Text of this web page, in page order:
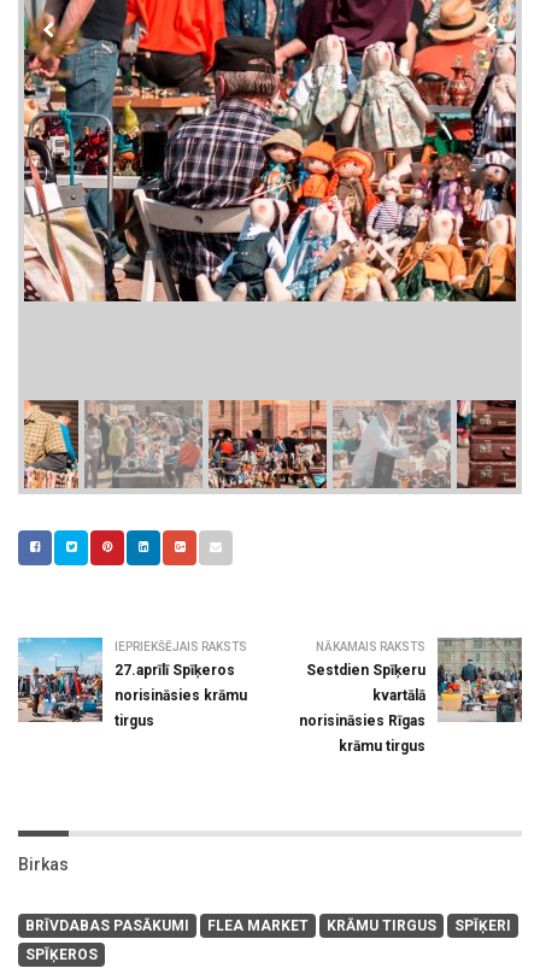
IEPRIEKŠĒJAIS RAKSTS
27.aprīlī Spīķeros
norisināsies krāmu
tirgus
NĀKAMAIS RAKSTS
Sestdien Spīķeru
kvartālā
norisināsies Rīgas
krāmu tirgus
Birkas
BRĪVDABAS PASĀKUMI FLEA MARKET KRĀMU TIRGUS
SPĪĶERI
SPĪĶEROS